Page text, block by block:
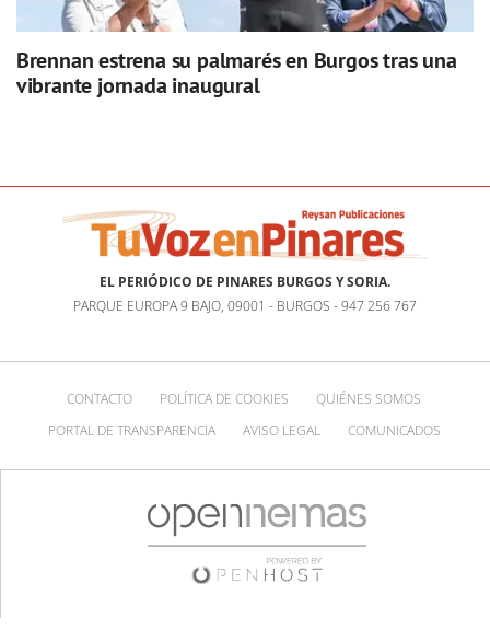
Brennan estrena su palmarés en Burgos tras una
vibrante jornada inaugural
EL PERIÓDICO DE PINARES BURGOS Y SORIA.
PARQUE EUROPA 9 BAJO, 09001 - BURGOS - 947 256 767
CONTACTO POLÍTICA DE COOKIES
QUIÉNES SOMOS
PORTAL DE TRANSPARENCIA
AVISO LEGAL COMUNICADOS